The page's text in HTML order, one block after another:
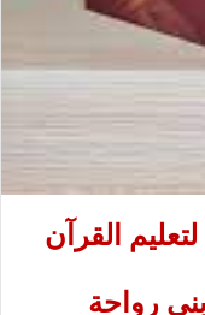
القرآن
رواحة